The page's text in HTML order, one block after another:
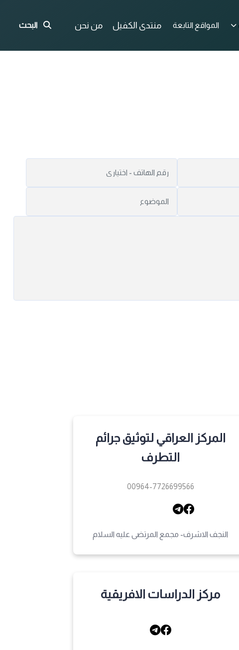
المواقع التابعة منتدى الكفيل من نحن البحث
المركز العراقي لتوثيق جرائم
التطرف
00964-7726699566
النجف الاشرف- مجمع المرتضى عليه السلام
مركز الدراسات الافريقية